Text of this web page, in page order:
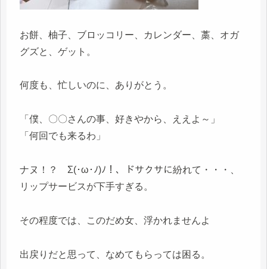
お餅、柚子、ブロッコリー、カレンダー、藁、オガ
グズと、ゲット。
何度も、忙しいのに、ありがとう。
「僕、〇〇さんの事、好きやから、ええよ～」
「何回でも来るわ」
ナヌ！？ Σ(･ω･ﾉ)ﾉ！、ドサクサに紛れて・・・、
リップサービスが下手すぎる。
その程度では、このだめ女、浮かれませんよ
出戻りだと思って、なめてもらっては困る。